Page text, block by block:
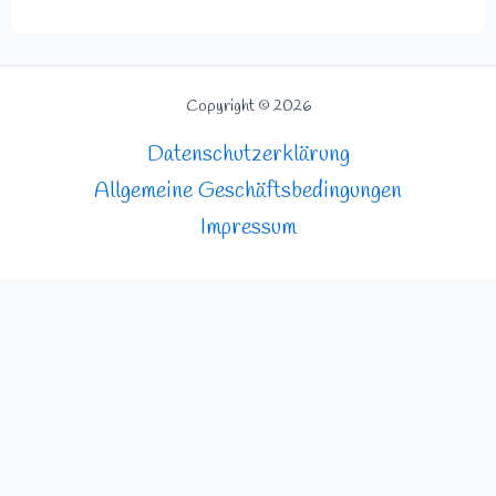
Copyright © 2026
Datenschutzerklärung
Allgemeine Geschäftsbedingungen
Impressum